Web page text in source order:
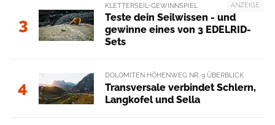
3
ANZEIGE
KLETTERSEIL-GEWINNSPIEL
Teste dein Seilwissen - und
gewinne eines von 3 EDELRID-
Sets
4
DOLOMITEN HÖHENWEG NR. 9 ÜBERBLICK
Transversale verbindet Schlern,
Langkofel und Sella